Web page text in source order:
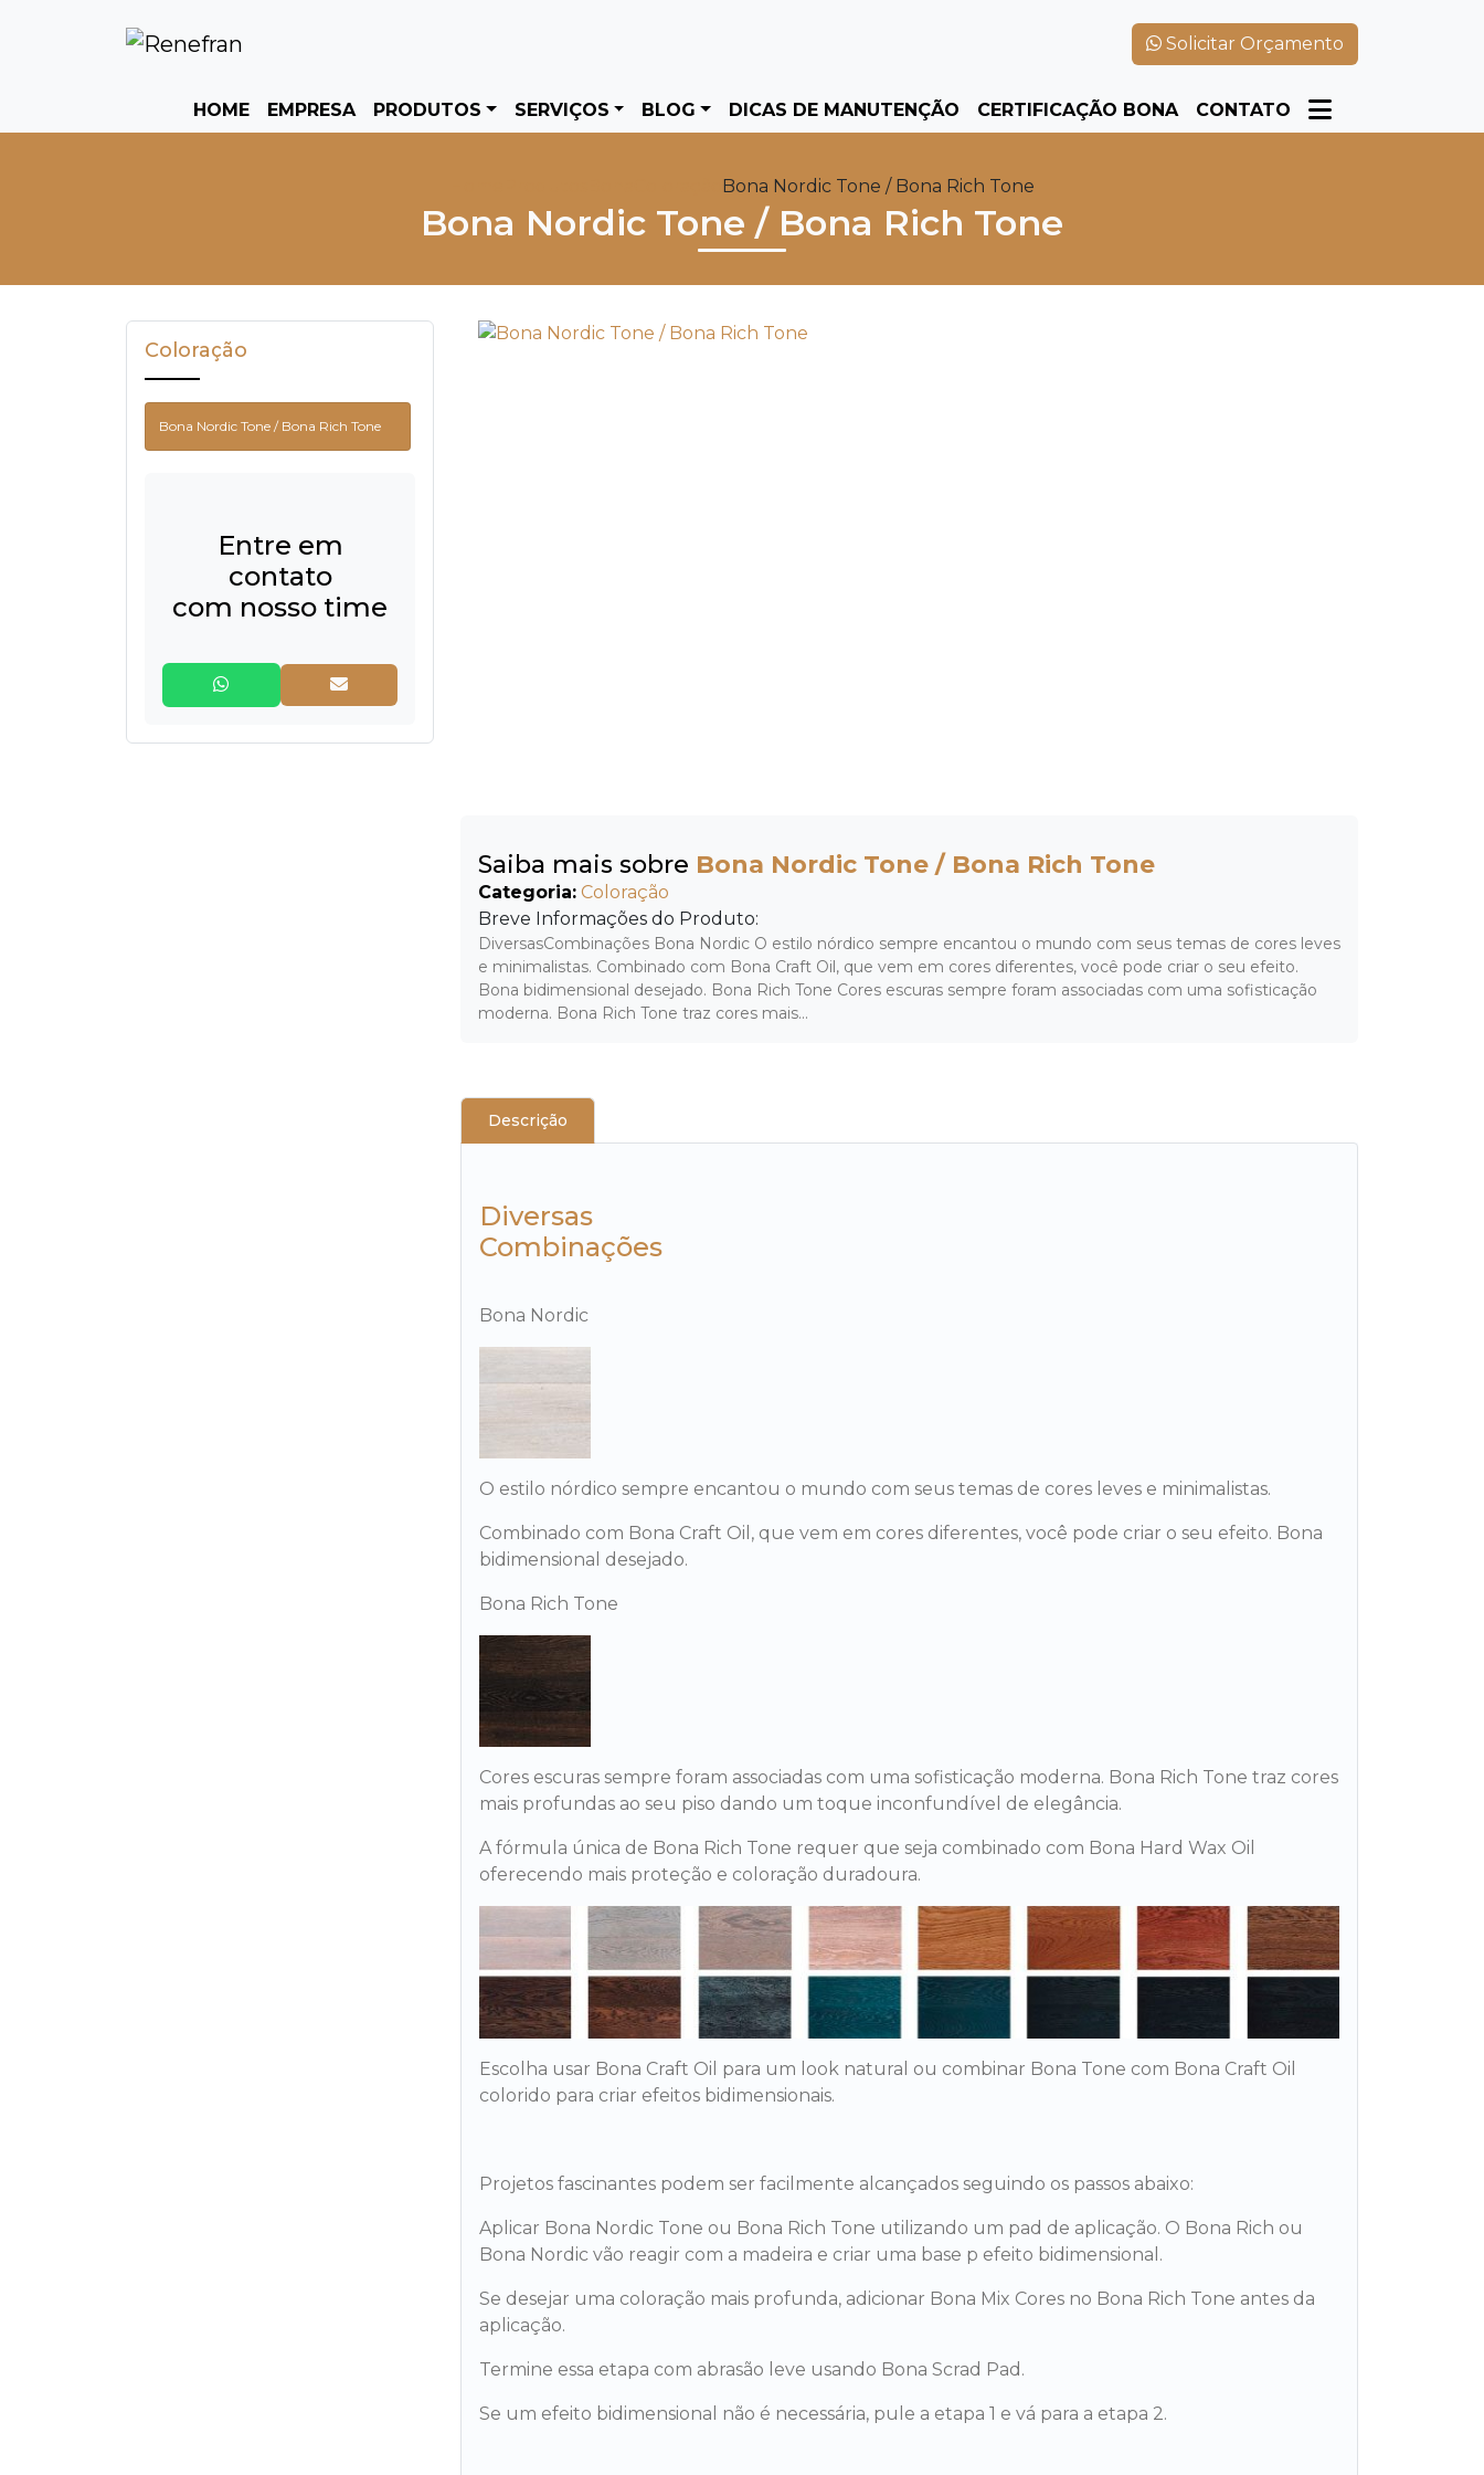
Solicitar Orçamento
HOME EMPRESA PRODUTOS SERVIÇOS BLOG DICAS DE MANUTENÇÃO CERTIFICAÇÃO BONA CONTATO
Bona Nordic Tone / Bona Rich Tone
Bona Nordic Tone / Bona Rich Tone
Saiba mais sobre Bona Nordic Tone / Bona Rich Tone
Categoria: Coloração
Breve Informações do Produto:
DiversasCombinações Bona Nordic O estilo nórdico sempre encantou o mundo com seus temas de cores leves
e minimalistas. Combinado com Bona Craft Oil, que vem em cores diferentes, você pode criar o seu efeito.
Bona bidimensional desejado. Bona Rich Tone Cores escuras sempre foram associadas com uma sofisticação
moderna. Bona Rich Tone traz cores mais...
Descrição
Diversas
Combinações
Bona Nordic
O estilo nórdico sempre encantou o mundo com seus temas de cores leves e minimalistas.
Combinado com Bona Craft Oil, que vem em cores diferentes, você pode criar o seu efeito. Bona
bidimensional desejado.
Bona Rich Tone
Cores escuras sempre foram associadas com uma sofisticação moderna. Bona Rich Tone traz cores
mais profundas ao seu piso dando um toque inconfundível de elegância.
A fórmula única de Bona Rich Tone requer que seja combinado com Bona Hard Wax Oil
oferecendo mais proteção e coloração duradoura.
Escolha usar Bona Craft Oil para um look natural ou combinar Bona Tone com Bona Craft Oil
colorido para criar efeitos bidimensionais.
Projetos fascinantes podem ser facilmente alcançados seguindo os passos abaixo:
Aplicar Bona Nordic Tone ou Bona Rich Tone utilizando um pad de aplicação. O Bona Rich ou
Bona Nordic vão reagir com a madeira e criar uma base p efeito bidimensional.
Se desejar uma coloração mais profunda, adicionar Bona Mix Cores no Bona Rich Tone antes da
aplicação.
Termine essa etapa com abrasão leve usando Bona Scrad Pad.
Se um efeito bidimensional não é necessária, pule a etapa 1 e vá para a etapa 2.
Coloração
Bona Nordic Tone / Bona Rich Tone
Entre em
contato
com nosso time